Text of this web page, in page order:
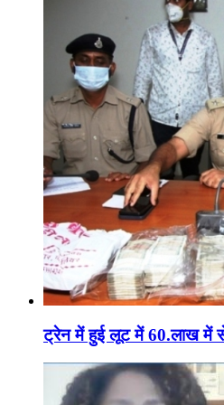
ट्रेन में हुई लूट में 60.लाख में